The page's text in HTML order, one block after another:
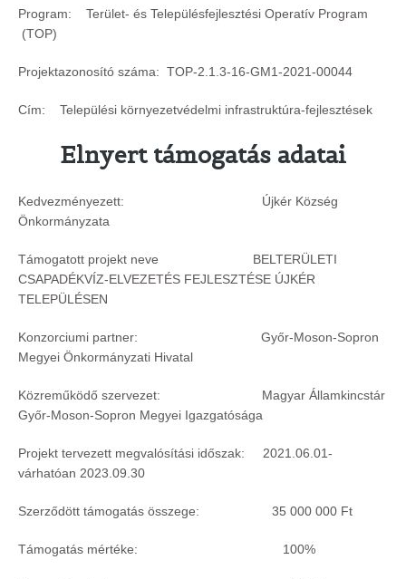
Program: Terület- és Településfejlesztési Operatív Program
(TOP)
Projektazonosító száma: TOP-2.1.3-16-GM1-2021-00044
Cím: Települési környezetvédelmi infrastruktúra-fejlesztések
Elnyert támogatás adatai
Kedvezményezett: Újkér Község
Önkormányzata
Támogatott projekt neve BELTERÜLETI
CSAPADÉKVÍZ-ELVEZETÉS FEJLESZTÉSE ÚJKÉR
TELEPÜLÉSEN
Konzorciumi partner: Győr-Moson-Sopron
Megyei Önkormányzati Hivatal
Közreműködő szervezet: Magyar Államkincstár
Győr-Moson-Sopron Megyei Igazgatósága
Projekt tervezett megvalósítási időszak: 2021.06.01-
várhatóan 2023.09.30
Szerződött támogatás összege: 35 000 000 Ft
Támogatás mértéke: 100%